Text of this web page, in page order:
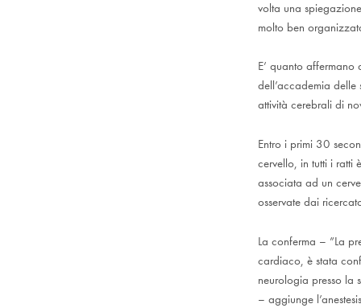
volta una
molto ben
E’ quanto
dell’accademia
attività cerebrali di
Entro i primi 30
cervello, in tutti i ratti
associata ad un
osservate dai
La conferma – ”La
cardiaco, è stata
neurologia presso la
– aggiunge